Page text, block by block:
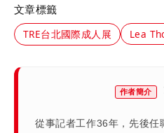
文章標籤
TRE台北國際成人展 Lea
作者簡介
從事記者工作36年，先後任